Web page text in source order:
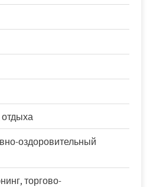
оздоровительный
торгово-